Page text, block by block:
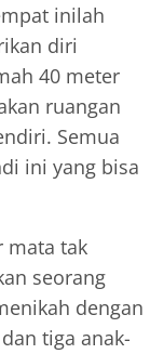
inilah
diri
40 meter
ruangan
Semua
ini yang bisa
mata tak
seorang
dengan
tiga anak-